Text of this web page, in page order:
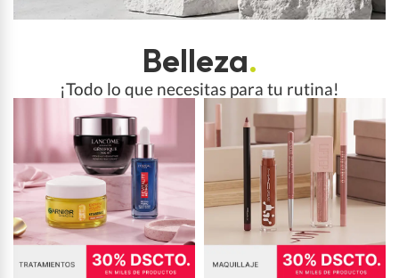
Belleza.
¡Todo lo que necesitas para tu rutina!